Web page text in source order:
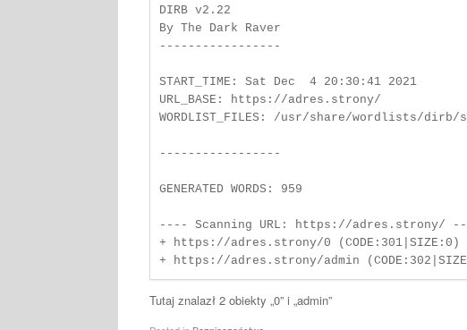
DIRB v2.22
By The Dark Raver
-----------------
START_TIME: Sat Dec  4 20:30:41 2021
URL_BASE: https://adres.strony/
WORDLIST_FILES: /usr/share/wordlists/
-----------------
GENERATED WORDS: 959
---- Scanning URL: https://adres.strony/
+ https://adres.strony/0 (CODE:301|SIZE:0)
Tutaj znalazł 2 obiekty „0” i „admin”